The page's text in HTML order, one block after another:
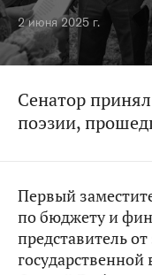
2 июня 2025 г.
Сенатор
поэзии,
Первый
по бюджету и
представитель
государственной